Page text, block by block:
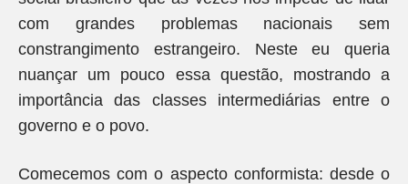
com grandes problemas nacionais sem
constrangimento estrangeiro. Neste eu queria
nuançar um pouco essa questão, mostrando a
importância das classes intermediárias entre o
governo e o povo.
Comecemos com o aspecto conformista: desde o